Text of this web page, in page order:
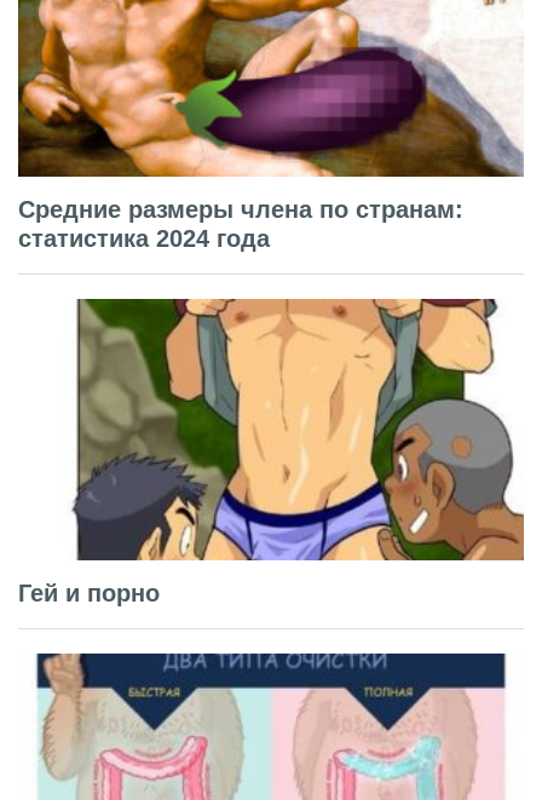
Средние размеры члена по странам:
статистика 2024 года
Гей и порно